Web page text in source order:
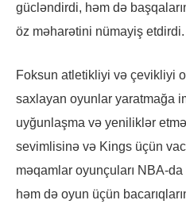
gücləndirdi, həm də
öz məharətini nümayiş etdirdi.
Foksun atletikliyi və çevikliyi
saxlayan oyunlar yaratmağa
uyğunlaşma və yeniliklər
sevimlisinə və Kings üçün
məqamlar oyunçuları NBA-
həm də oyun üçün